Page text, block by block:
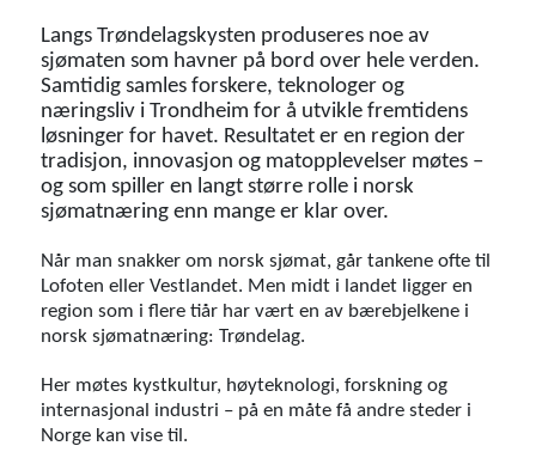
Langs Trøndelagskysten produseres noe av
sjømaten som havner på bord over hele verden.
Samtidig samles forskere, teknologer og
næringsliv i Trondheim for å utvikle fremtidens
løsninger for havet. Resultatet er en region der
tradisjon, innovasjon og matopplevelser møtes –
og som spiller en langt større rolle i norsk
sjømatnæring enn mange er klar over.
Når man snakker om norsk sjømat, går tankene ofte til
Lofoten eller Vestlandet. Men midt i landet ligger en
region som i flere tiår har vært en av bærebjelkene i
norsk sjømatnæring: Trøndelag.
Her møtes kystkultur, høyteknologi, forskning og
internasjonal industri – på en måte få andre steder i
Norge kan vise til.